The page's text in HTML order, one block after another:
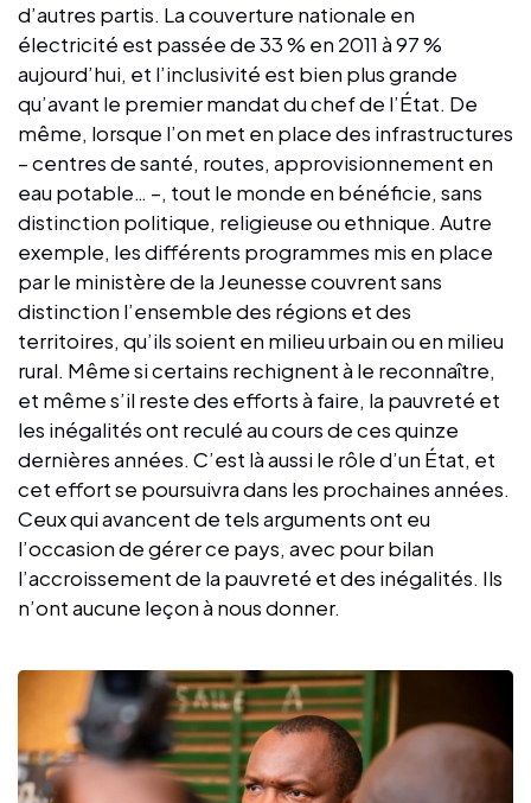
d’autres partis. La couverture nationale en
électricité est passée de 33 % en 2011 à 97 %
aujourd’hui, et l’inclusivité est bien plus grande
qu’avant le premier mandat du chef de l’État. De
même, lorsque l’on met en place des infrastructures
– centres de santé, routes, approvisionnement en
eau potable… –, tout le monde en bénéficie, sans
distinction politique, religieuse ou ethnique. Autre
exemple, les différents programmes mis en place
par le ministère de la Jeunesse couvrent sans
distinction l’ensemble des régions et des
territoires, qu’ils soient en milieu urbain ou en milieu
rural. Même si certains rechignent à le reconnaître,
et même s’il reste des efforts à faire, la pauvreté et
les inégalités ont reculé au cours de ces quinze
dernières années. C’est là aussi le rôle d’un État, et
cet effort se poursuivra dans les prochaines années.
Ceux qui avancent de tels arguments ont eu
l’occasion de gérer ce pays, avec pour bilan
l’accroissement de la pauvreté et des inégalités. Ils
n’ont aucune leçon à nous donner.